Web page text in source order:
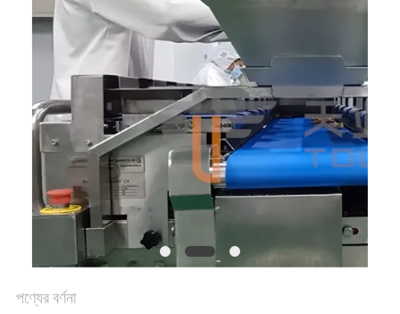
একটি
উদ্ধৃতি
অনুরোধ
করুন
SITEMAP
গোপনীয়তা
নীতি
পণ্যের বর্ণনা